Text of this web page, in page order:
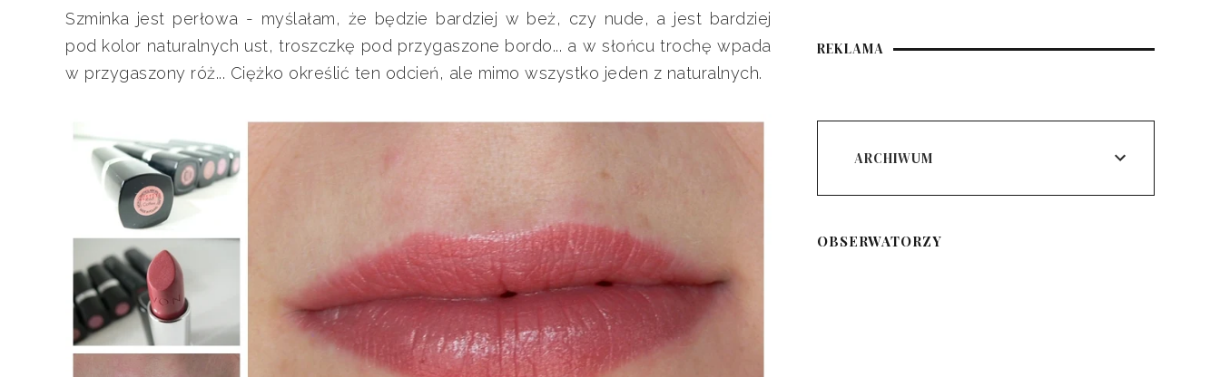
Szminka jest perłowa - myślałam, że będzie bardziej w beż, czy nude, a jest bardziej
pod kolor naturalnych ust, troszczkę pod przygaszone bordo... a w słońcu trochę wpada
w przygaszony róż... Ciężko określić ten odcień, ale mimo wszystko jeden z naturalnych.
REKLAMA
ARCHIWUM
OBSERWATORZY